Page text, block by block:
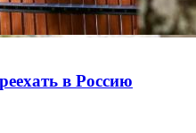
в Россию